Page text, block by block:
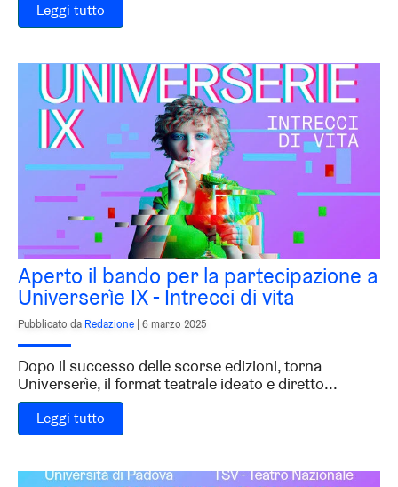
Leggi tutto
Aperto il bando per la partecipazione a
Universerìe IX - Intrecci di vita
Pubblicato da Redazione 6 marzo 2025
Dopo il successo delle scorse edizioni, torna
Universerìe, il format teatrale ideato e diretto...
Leggi tutto